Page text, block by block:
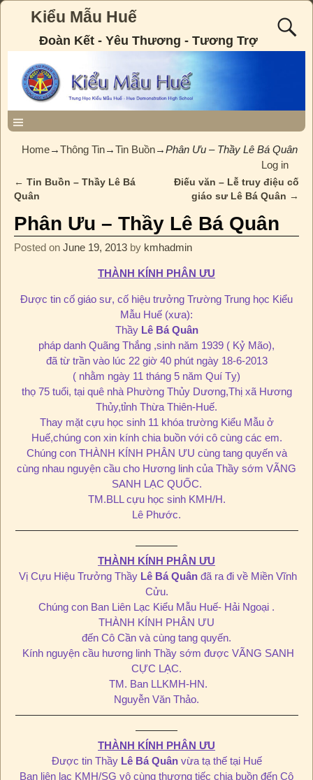
Kiểu Mẫu Huế
Đoàn Kết - Yêu Thương - Tương Trợ
Home→Thông Tin→Tin Buồn→Phân Ưu – Thầy Lê Bá Quân
Log in
Post navigation
← Tin Buồn – Thầy Lê Bá
Quân
Điếu văn – Lễ truy điệu cố
giáo sư Lê Bá Quân →
Phân Ưu – Thầy Lê Bá Quân
Posted on June 19, 2013 by kmhadmin
THÀNH KÍNH PHÂN ƯU
Được tin cố giáo sư, cố hiệu trưởng Trường Trung học Kiểu
Mẫu Huế (xưa):
Thầy Lê Bá Quân
pháp danh Quãng Thắng ,sinh năm 1939 ( Kỷ Mão),
đã từ trần vào lúc 22 giờ 40 phút ngày 18-6-2013
( nhằm ngày 11 tháng 5 năm Quí Tỵ)
thọ 75 tuổi, tại quê nhà Phường Thủy Dương,Thị xã Hương
Thủy,tỉnh Thừa Thiên-Huế.
Thay mặt cựu học sinh 11 khóa trường Kiểu Mẫu ở
Huế,chúng con xin kính chia buồn với cô cùng các em.
Chúng con THÀNH KÍNH PHÂN ƯU cùng tang quyến và
cùng nhau nguyện cầu cho Hương linh của Thầy sớm VÃNG
SANH LẠC QUỐC.
TM.BLL cựu học sinh KMH/H.
Lê Phước.
———————————————————————————
————
THÀNH KÍNH PHÂN ƯU
Vị Cựu Hiệu Trưởng Thầy Lê Bá Quân đã ra đi về Miền Vĩnh
Cửu.
Chúng con Ban Liên Lạc Kiểu Mẫu Huế- Hải Ngoại .
THÀNH KÍNH PHÂN ƯU
đến Cô Cần và cùng tang quyến.
Kính nguyện cầu hương linh Thầy sớm được VÃNG SANH
CỰC LẠC.
TM. Ban LLKMH-HN.
Nguyễn Văn Thảo.
———————————————————————————
————
THÀNH KÍNH PHÂN ƯU
Được tin Thầy Lê Bá Quânvừa tạ thế tại Huế
Ban liên lạc KMH/SG vô cùng thương tiếc chia buồn đến Cô